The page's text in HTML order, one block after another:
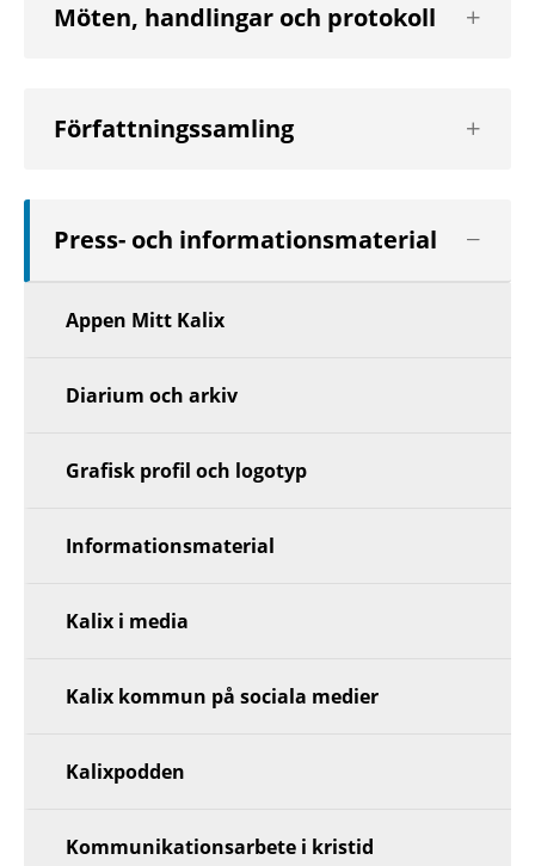
Möten, handlingar och protokoll
nästa
Författningssamling
nästa
Press- och informationsmaterial
Appen Mitt Kalix
Diarium och arkiv
Grafisk profil och logotyp
Informationsmaterial
Kalix i media
Kalix kommun på sociala medier
Kalixpodden
Kommunikationsarbete i kristid